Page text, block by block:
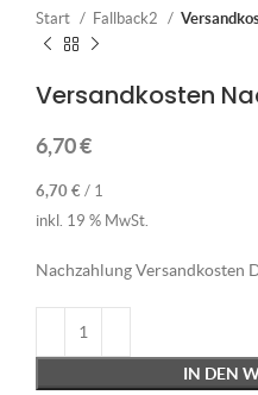
Start Fallback2
Versandkosten
6,70€
6,70 € / 1
inkl. 19 % MwSt.
Nachzahlung Versandkosten
IN DEN